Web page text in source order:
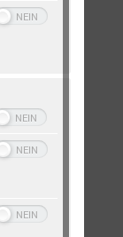
dies nicht der
als Trainer
Erfolg.
(ICF), dem